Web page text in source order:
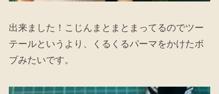
出来ました！こじんまとまとまってるのでツー
テールというより、くるくるパーマをかけたボ
ブみたいです。